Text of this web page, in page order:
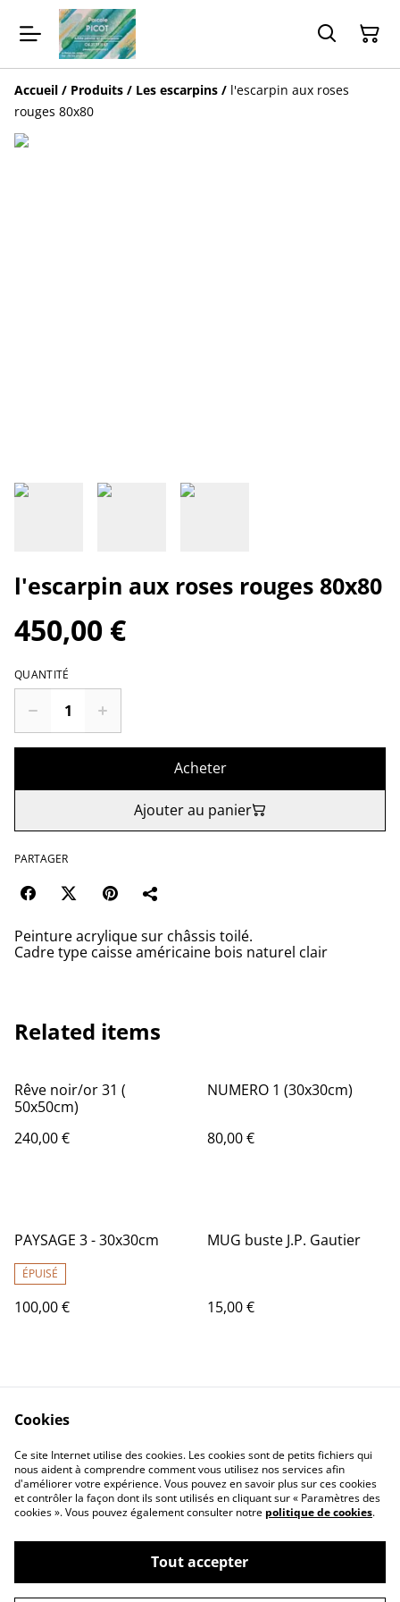
Accueil / Produits / Les escarpins / l'escarpin aux roses
rouges 80x80
l'escarpin aux roses rouges 80x80
450,00 €
QUANTITÉ
Acheter
Ajouter au panier
PARTAGER
Peinture acrylique sur châssis toilé.
Cadre type caisse américaine bois naturel clair
Related items
Rêve noir/or 31 (
50x50cm)
240,00 €
NUMERO 1 (30x30cm)
80,00 €
PAYSAGE 3 - 30x30cm
ÉPUISÉ
100,00 €
MUG buste J.P. Gautier
15,00 €
Contactez-nous
Conditions
Politique de
confidentialité
Politique de cookies
©2026Pascale Picot - Artiste Plasticienne
Cookies
Ce site Internet utilise des cookies. Les cookies sont de petits fichiers qui
nous aident à comprendre comment vous utilisez nos services afin
d'améliorer votre expérience. Vous pouvez en savoir plus sur ces cookies
et contrôler la façon dont ils sont utilisés en cliquant sur « Paramètres des
cookies ». Vous pouvez également consulter notre politique de cookies.
Tout accepter